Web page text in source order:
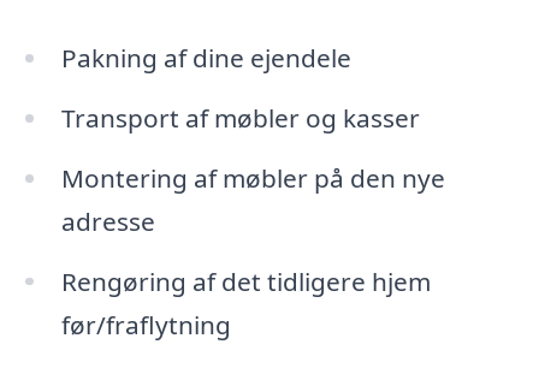
Pakning af dine ejendele
Transport af møbler og kasser
Montering af møbler på den nye
adresse
Rengøring af det tidligere hjem
før/fraflytning